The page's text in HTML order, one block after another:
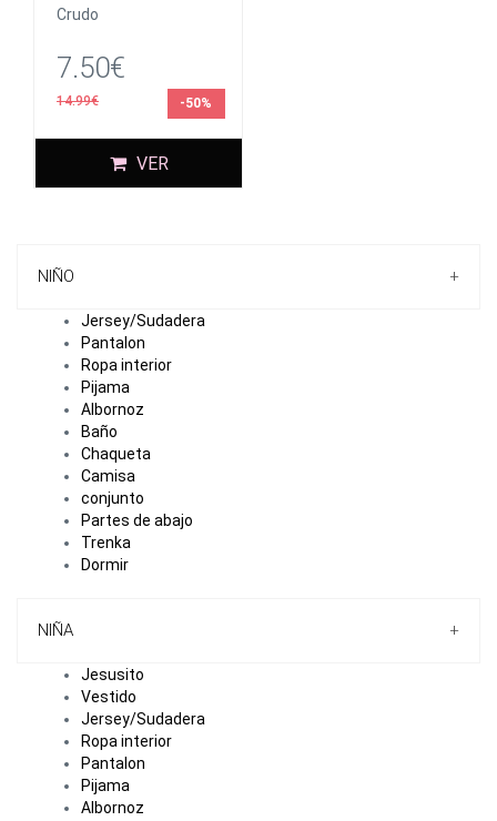
Crudo
7.50€
14.99€ -50%
VER
NIÑO +
Jersey/Sudadera
Pantalon
Ropa interior
Pijama
Albornoz
Baño
Chaqueta
Camisa
conjunto
Partes de abajo
Trenka
Dormir
NIÑA +
Jesusito
Vestido
Jersey/Sudadera
Ropa interior
Pantalon
Pijama
Albornoz